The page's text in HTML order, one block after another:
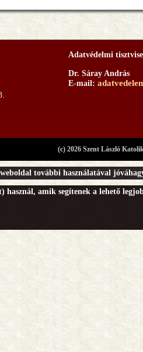
Adatvédelmi
Dr. Sáray András
E-mail:
(c) 2026 Szent László
további használatával
használ, amik segítenek a lehető